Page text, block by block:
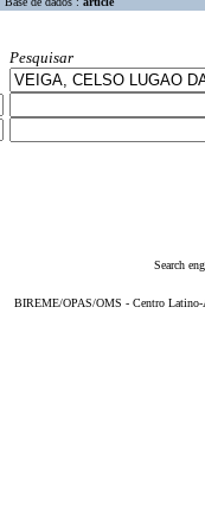
Pesquisar
Search
BIREME/OPAS/OMS - Centro